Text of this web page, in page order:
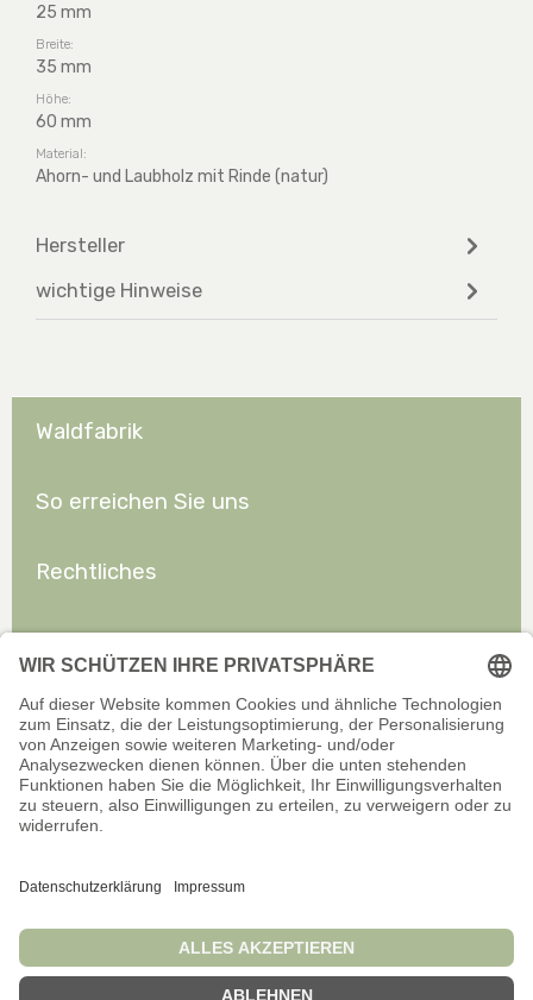
25 mm
Breite:
35 mm
Höhe:
60 mm
Material:
Ahorn- und Laubholz mit Rinde (natur)
Hersteller
wichtige Hinweise
Waldfabrik
So erreichen Sie uns
Rechtliches
Offizieller Onlineshop für Privatkunden. Alle Preise inkl. gesetzl.
Wir sind stets bemüht, aktuelle und vollständige Informationen auf